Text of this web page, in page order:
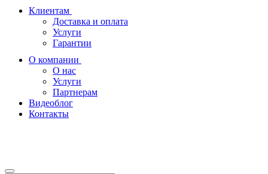
Клиентам
Доставка и оплата
Услуги
Гарантии
О компании
О нас
Услуги
Партнерам
Видеоблог
Контакты